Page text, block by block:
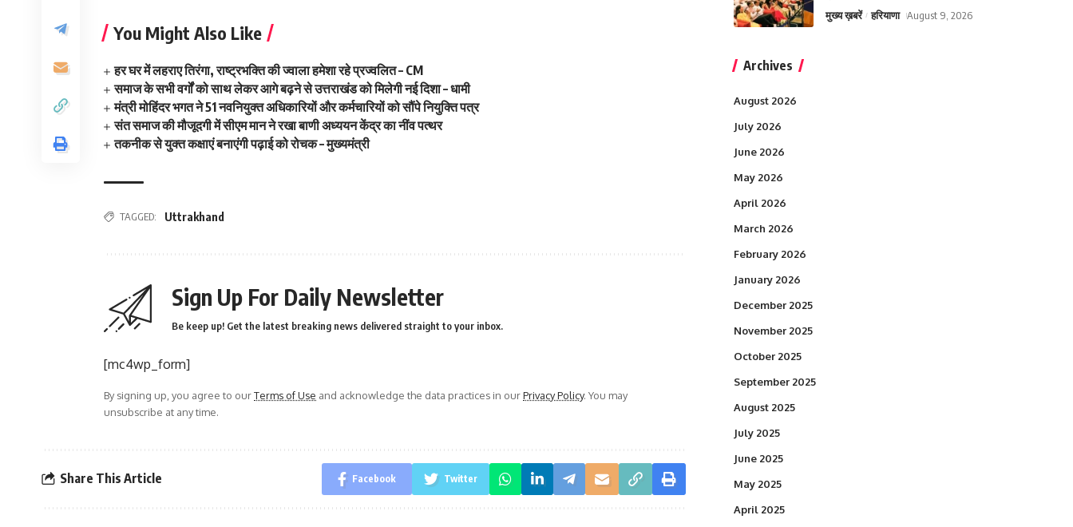
You Might Also Like
हर घर में लहराए तिरंगा, राष्ट्रभक्ति की ज्वाला हमेशा रहे प्रज्वलित – CM
समाज के सभी वर्गों को साथ लेकर आगे बढ़ने से उत्तराखंड को मिलेगी नई दिशा – धामी
मंत्री मोहिंदर भगत ने 51 नवनियुक्त अधिकारियों और कर्मचारियों को सौंपे नियुक्ति पत्र
संत समाज की मौजूदगी में सीएम मान ने रखा बाणी अध्ययन केंद्र का नींव पत्थर
तकनीक से युक्त कक्षाएं बनाएंगी पढ़ाई को रोचक – मुख्यमंत्री
TAGGED: Uttrakhand
Sign Up For Daily Newsletter
Be keep up! Get the latest breaking news delivered straight to your inbox.
[mc4wp_form]
By signing up, you agree to ourTerms of Use and acknowledge the data practices in ourPrivacy Policy. You may
unsubscribe at any time.
Share This Article Facebook Twitter
मुख्य ख़बरें हरियाणा August 9, 2026
Archives
August 2026
July 2026
June 2026
May 2026
April 2026
March 2026
February 2026
January 2026
December 2025
November 2025
October 2025
September 2025
August 2025
July 2025
June 2025
May 2025
April 2025